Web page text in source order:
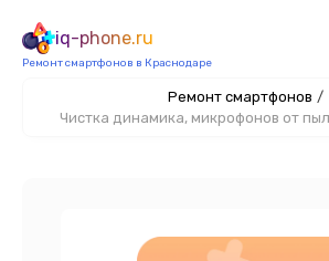
iq-phone.ru
Ремонт смартфонов в Краснодаре
Ремонт смартфонов /
Чистка динамика, микрофонов от